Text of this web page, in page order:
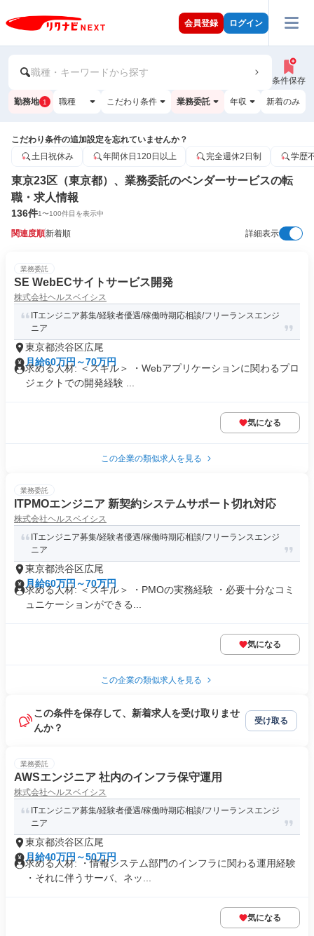
会員登録 ログイン
職種・キーワードから探す
条件保存
勤務地 1 職種 こだわり条件 業務委託 年収 新着のみ
こだわり条件の追加設定を忘れていませんか？
土日祝休み
年間休日120日以上 完全週休2日制 学歴
東京23区（東京都）、業務委託のベンダーサービスの転
職・求人情報
136件1〜100件目を表示中
関連度順新着順 詳細表示
業務委託
SE WebECサイトサービス開発
株式会社ヘルスベイシス
ITエンジニア募集/経験者優遇/稼働時期応相談/フリーランスエンジ
ニア
東京都渋谷区広尾
月給60万円～70万円
求める人材: ＜スキル＞ ・Webアプリケーションに関わるプロ
ジェクトでの開発経験 ...
気になる
この企業の類似求人を見る
業務委託
ITPMOエンジニア 新契約システムサポート切れ対応
株式会社ヘルスベイシス
ITエンジニア募集/経験者優遇/稼働時期応相談/フリーランスエンジ
ニア
東京都渋谷区広尾
月給60万円～70万円
求める人材: ＜スキル＞ ・PMOの実務経験 ・必要十分なコミ
ュニケーションができる...
気になる
この企業の類似求人を見る
この条件を保存して、新着求人を受け取りませ
んか？
受け取る
業務委託
AWSエンジニア 社内のインフラ保守運用
株式会社ヘルスベイシス
ITエンジニア募集/経験者優遇/稼働時期応相談/フリーランスエンジ
ニア
東京都渋谷区広尾
月給40万円～50万円
求める人材: ・情報システム部門のインフラに関わる運用経験
・それに伴うサーバ、ネッ...
気になる